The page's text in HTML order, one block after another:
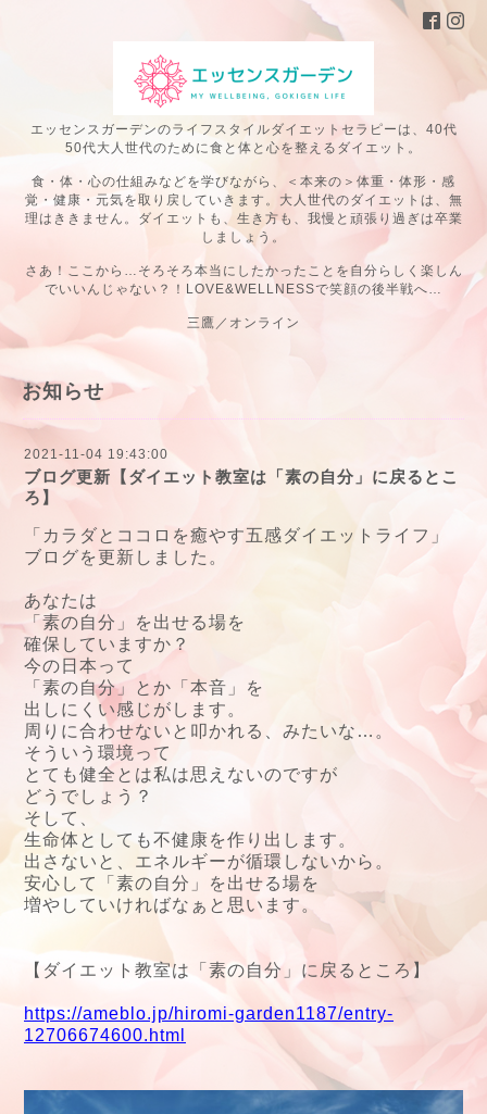
エッセンスガーデンのライフスタイルダイエットセラピーは、40代
50代大人世代のために食と体と心を整えるダイエット。
食・体・心の仕組みなどを学びながら、＜本来の＞体重・体形・感
覚・健康・元気を取り戻していきます。大人世代のダイエットは、無
理はききません。ダイエットも、生き方も、我慢と頑張り過ぎは卒業
しましょう。
さあ！ここから…そろそろ本当にしたかったことを自分らしく楽しん
でいいんじゃない？！LOVE&WELLNESSで笑顔の後半戦へ…
三鷹／オンライン
お知らせ
2021-11-04 19:43:00
ブログ更新【ダイエット教室は「素の自分」に戻るとこ
ろ】
「カラダとココロを癒やす五感ダイエットライフ」
ブログを更新しました。
あなたは
「素の自分」を出せる場を
確保していますか？
今の日本って
「素の自分」とか「本音」を
出しにくい感じがします。
周りに合わせないと叩かれる、みたいな…。
そういう環境って
とても健全とは私は思えないのですが
どうでしょう？
そして、
生命体としても不健康を作り出します。
出さないと、エネルギーが循環しないから。
安心して「素の自分」を出せる場を
増やしていければなぁと思います。
【ダイエット教室は「素の自分」に戻るところ】
https://ameblo.jp/hiromi-garden1187/entry-
12706674600.html